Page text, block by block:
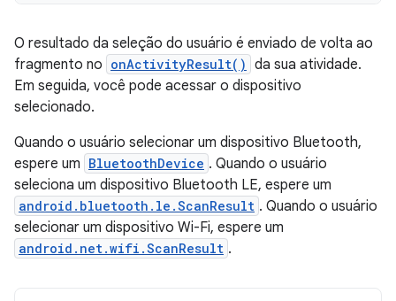
O resultado da seleção do usuário é enviado de volta ao
fragmento no onActivityResult() da sua atividade.
Em seguida, você pode acessar o dispositivo
selecionado.
Quando o usuário selecionar um dispositivo Bluetooth,
espere um BluetoothDevice . Quando o usuário
seleciona um dispositivo Bluetooth LE, espere um
android.bluetooth.le.ScanResult . Quando o usuário
selecionar um dispositivo Wi-Fi, espere um
android.net.wifi.ScanResult .